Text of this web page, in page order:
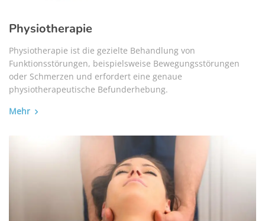
Physiotherapie
Physiotherapie ist die gezielte Behandlung von
Funktionsstörungen, beispielsweise Bewegungsstörungen
oder Schmerzen und erfordert eine genaue
physiotherapeutische Befunderhebung.
Mehr